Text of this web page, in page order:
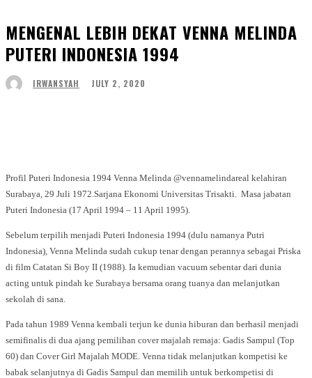
MENGENAL LEBIH DEKAT VENNA MELINDA
PUTERI INDONESIA 1994
IRWANSYAH JULY 2, 2020
Profil Puteri Indonesia 1994 Venna Melinda @vennamelindareal kelahiran
Surabaya, 29 Juli 1972.Sarjana Ekonomi Universitas Trisakti. Masa jabatan
Puteri Indonesia (17 April 1994 – 11 April 1995).
Sebelum terpilih menjadi Puteri Indonesia 1994 (dulu namanya Putri
Indonesia), Venna Melinda sudah cukup tenar dengan perannya sebagai Priska
di film Catatan Si Boy II (1988). Ia kemudian vacuum sebentar dari dunia
acting untuk pindah ke Surabaya bersama orang tuanya dan melanjutkan
sekolah di sana.
Pada tahun 1989 Venna kembali terjun ke dunia hiburan dan berhasil menjadi
semifinalis di dua ajang pemilihan cover majalah remaja: Gadis Sampul (Top
60) dan Cover Girl Majalah MODE. Venna tidak melanjutkan kompetisi ke
babak selanjutnya di Gadis Sampul dan memilih untuk berkompetisi di